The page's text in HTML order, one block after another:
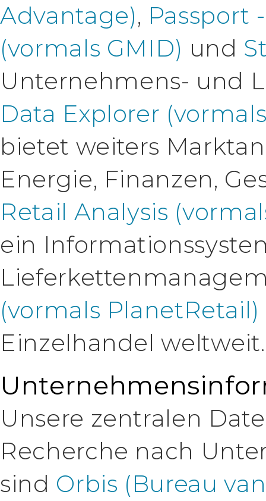
Advantage), Passport
(vormals GMID) und
Unternehmens- und
Data Explorer
bietet weiters
Energie, Finanzen,
Retail Analysis
ein
(vormals PlanetRetail)
Einzelhandel weltweit.
Unsere zentralen
Recherche nach
sind Orbis (Bureau